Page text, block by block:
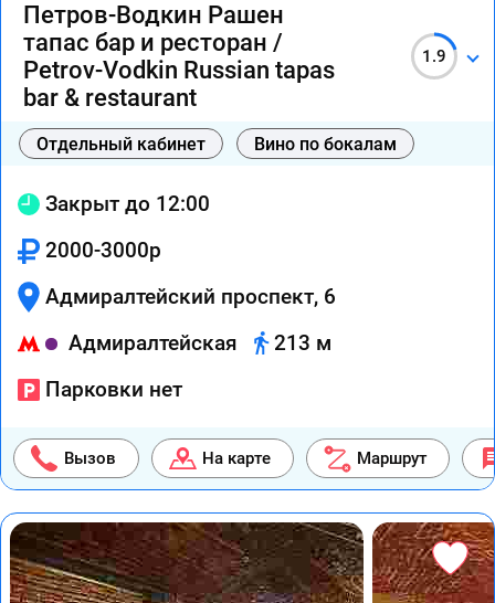
Петров-Водкин Рашен
тапас бар и ресторан /
Petrov-Vodkin Russian tapas
bar & restaurant
1.9
Отдельный кабинет Вино по бокалам
Закрыт до 12:00
2000-3000р
Адмиралтейский проспект, 6
Адмиралтейская
213 м
Парковки нет
Вызов На карте Маршрут